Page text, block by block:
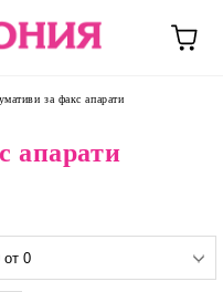
за факс апарати
апарати